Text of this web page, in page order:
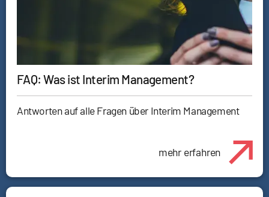
FAQ: Was ist Interim Management?
Antworten auf alle Fragen über Interim Management
mehr erfahren